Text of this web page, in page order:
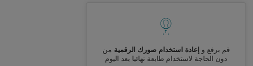
قم برفع و إعادة استخدام صورك الرقمية من
دون الحاجة لاستخدام طابعة نهائيا بعد اليوم